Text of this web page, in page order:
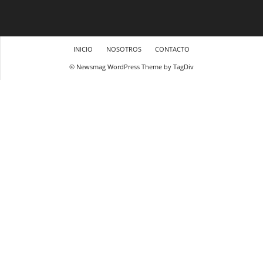
INICIO NOSOTROS
CONTACTO
© Newsmag WordPress Theme by TagDiv